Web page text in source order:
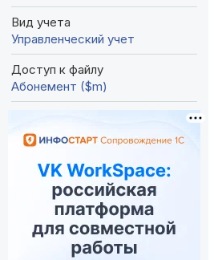
Вид учета
Управленческий учет
Доступ к файлу
Абонемент ($m)